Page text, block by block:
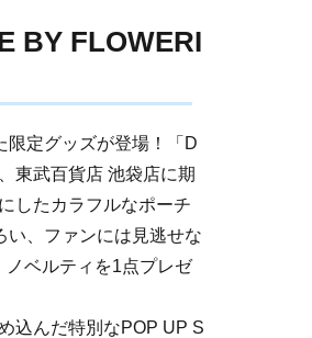
BY FLOWERI
限定グッズが登場！「D
東武百貨店 池袋店に期
したカラフルなポーチ
い、ファンには見逃せな
ベルティを1点プレゼ
込んだ特別なPOP UP S